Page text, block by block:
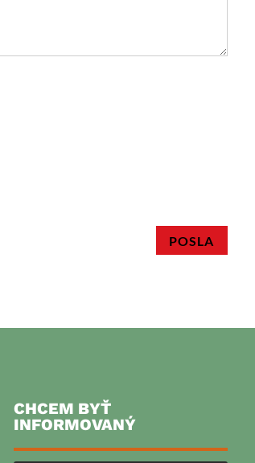
POSLA
CHCEM BYŤ
INFORMOVANÝ